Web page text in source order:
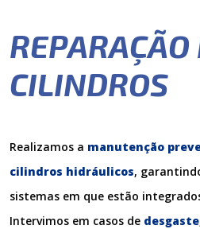
REPARAÇÃO
CILINDROS
Realizamos a manutenção
cilindros hidráulicos,
sistemas em que estão
Intervimos em casos de desgaste